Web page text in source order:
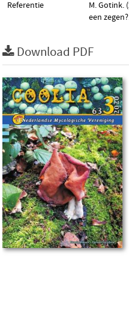
Referentie
M. Gotink.
een
Download PDF